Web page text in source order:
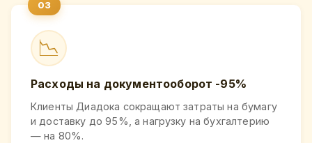
📉
Расходы на документооборот -95%
Клиенты Диадока сокращают затраты на бумагу
и доставку до 95%, а нагрузку на бухгалтерию
— на 80%.